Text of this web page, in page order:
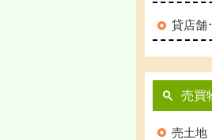
貸店舗
売買
売土地